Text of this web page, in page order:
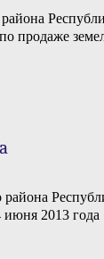
продаже
июня 2013 года